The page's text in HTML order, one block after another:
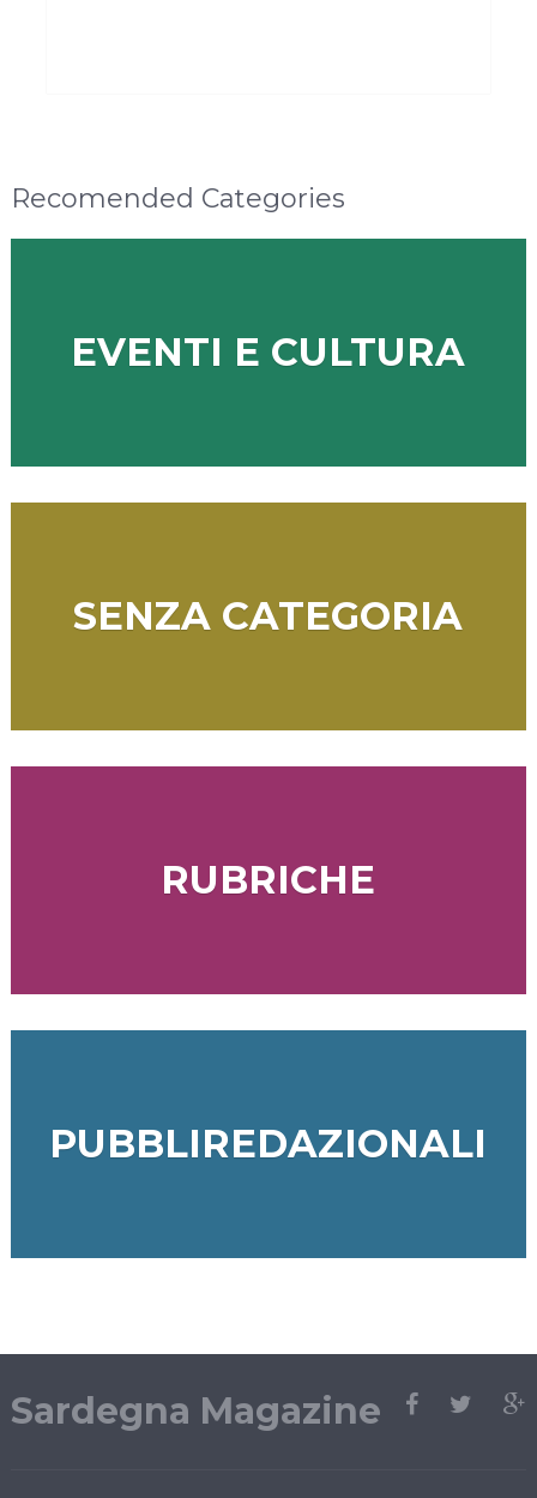
Recomended Categories
EVENTI E CULTURA
SENZA CATEGORIA
RUBRICHE
PUBBLIREDAZIONALI
Sardegna Magazine